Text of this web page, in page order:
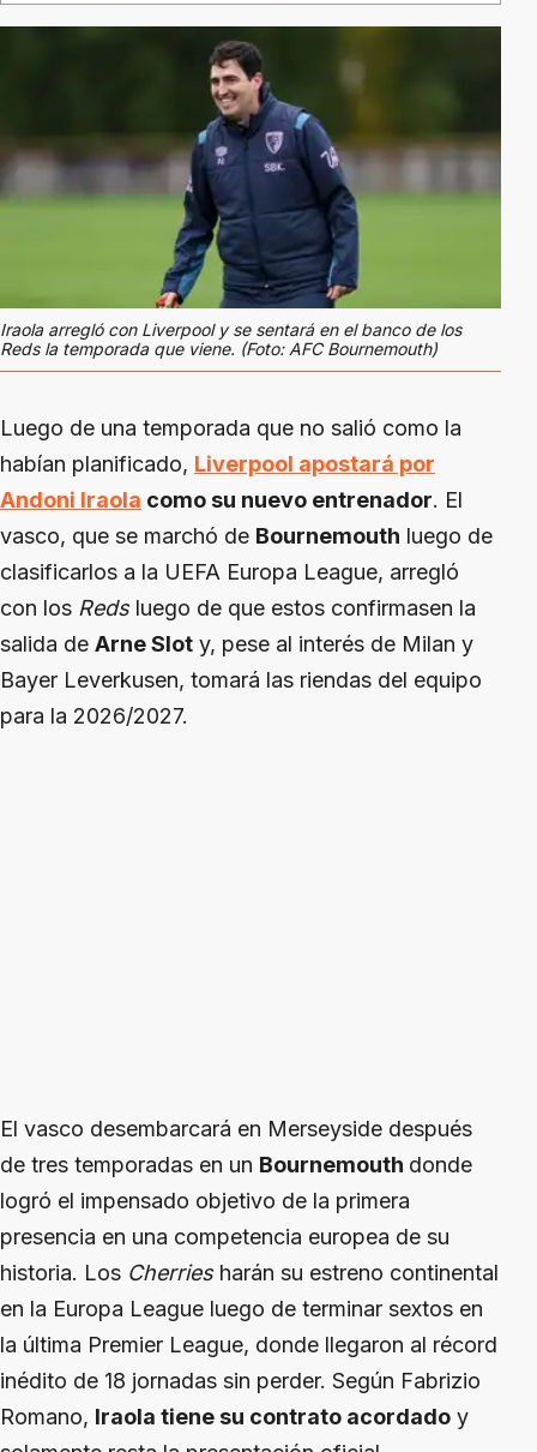
Iraola arregló con Liverpool y se sentará en el banco de los
Reds la temporada que viene. (Foto: AFC Bournemouth)
Luego de una temporada que no salió como la
habían planificado, Liverpool apostará por
Andoni Iraola como su nuevo entrenador. El
vasco, que se marchó de Bournemouth luego de
clasificarlos a la UEFA Europa League, arregló
con los Redsluego de que estos confirmasen la
salida de Arne Slot y, pese al interés de Milan y
Bayer Leverkusen, tomará las riendas del equipo
para la 2026/2027.
El vasco desembarcará en Merseyside después
de tres temporadas en un Bournemouth donde
logró el impensado objetivo de la primera
presencia en una competencia europea de su
historia. Los Cherriesharán su estreno continental
en la Europa League luego de terminar sextos en
la última Premier League, donde llegaron al récord
inédito de 18 jornadas sin perder. Según Fabrizio
Romano, Iraola tiene su contrato acordado y